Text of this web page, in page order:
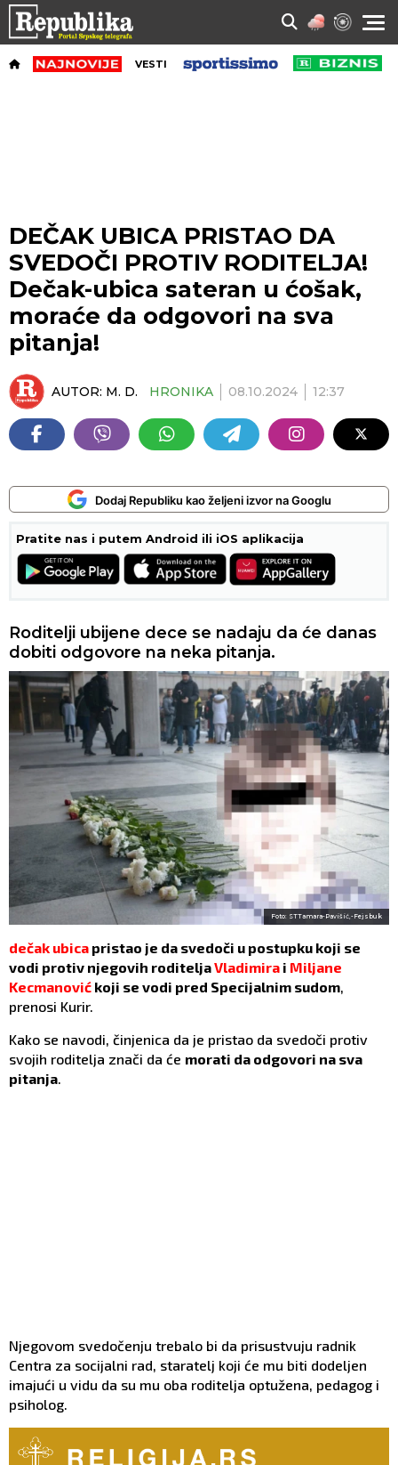
VESTI
DEČAK UBICA PRISTAO DA
SVEDOČI PROTIV RODITELJA!
Dečak-ubica sateran u ćošak,
moraće da odgovori na sva
pitanja!
AUTOR: M. D. HRONIKA 08.10.2024 12:37
Dodaj Republiku kao željeni izvor na Googlu
Pratite nas i putem Android ili iOS aplikacija
Roditelji ubijene dece se nadaju da će danas
dobiti odgovore na neka pitanja.
Foto: STTamara-Pavišić,-Fejsbuk
dečak ubica pristao je da svedoči u postupku koji se
vodi protiv njegovih roditeljaVladimira i Miljane
Kecmanović koji se vodi pred Specijalnim sudom,
prenosi Kurir.
Kako se navodi, činjenica da je pristao da svedoči protiv
svojih roditelja znači da će morati da odgovori na sva
pitanja.
Njegovom svedočenju trebalo bi da prisustvuju radnik
Centra za socijalni rad, staratelj koji će mu biti dodeljen
imajući u vidu da su mu oba roditelja optužena, pedagog i
psiholog.